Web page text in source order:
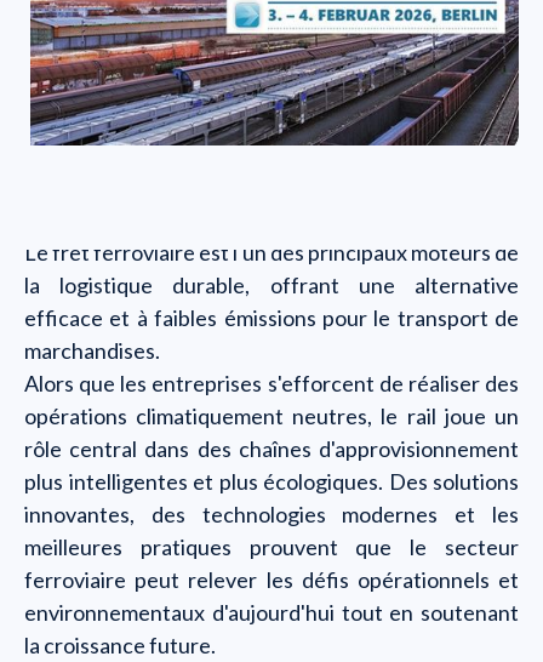
Le fret ferroviaire est l'un des principaux moteurs de
la logistique durable, offrant une alternative
efficace et à faibles émissions pour le transport de
marchandises.
Alors que les entreprises s'efforcent de réaliser des
opérations climatiquement neutres, le rail joue un
rôle central dans des chaînes d'approvisionnement
plus intelligentes et plus écologiques. Des solutions
innovantes, des technologies modernes et les
meilleures pratiques prouvent que le secteur
ferroviaire peut relever les défis opérationnels et
environnementaux d'aujourd'hui tout en soutenant
la croissance future.